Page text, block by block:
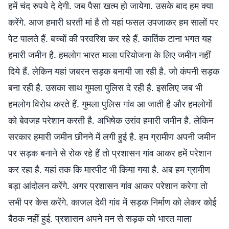
हमें चंद रुपये दे देगी. जब पैसा खत्म हो जायेगा. उसके बाद हम क्या
करेंगे. आज हमारी धरती मां है तो यहां फसल उपजाकर हम सालों पर
पेट पालते हैं. बच्चों की परवरिश कर रहे हैं. कार्तिक टाना भगत यह
हमारी जमीन है. हमलोग भारत माला परियोजना के लिए जमीन नहीं
दिये हैं. लेकिन यहां जबरन सड़क बनायी जा रही है. जो कंपनी सड़क
बना रही है. उसका साथ गुमला पुलिस दे रही है. इसलिए जब भी
हमलोग विरोध करते हैं. गुमला पुलिस गांव आ जाती है और हमलोगों
को बेवजह परेशान करती है. अभिषेक उरांव हमारी जमीन है. लेकिन
सरकार हमारी जमीन छीनने में लगी हुई है. हम ग्रामीण अपनी जमीन
पर सड़क बनाने से रोक रहे हैं तो प्रशासन गांव आकर हमें परेशान
कर रहा है. यहां तक कि मारपीट भी किया गया है. अब हम ग्रामीण
बड़ा आंदोलन करेंगे. अगर प्रशासन गांव आकर परेशान करेगा तो
सभी पर केस करेंगे. काजल देवी गांव में सड़क निर्माण को लेकर कोई
बैठक नहीं हुई. प्रशासन अपने मन से सड़क को भारत माला